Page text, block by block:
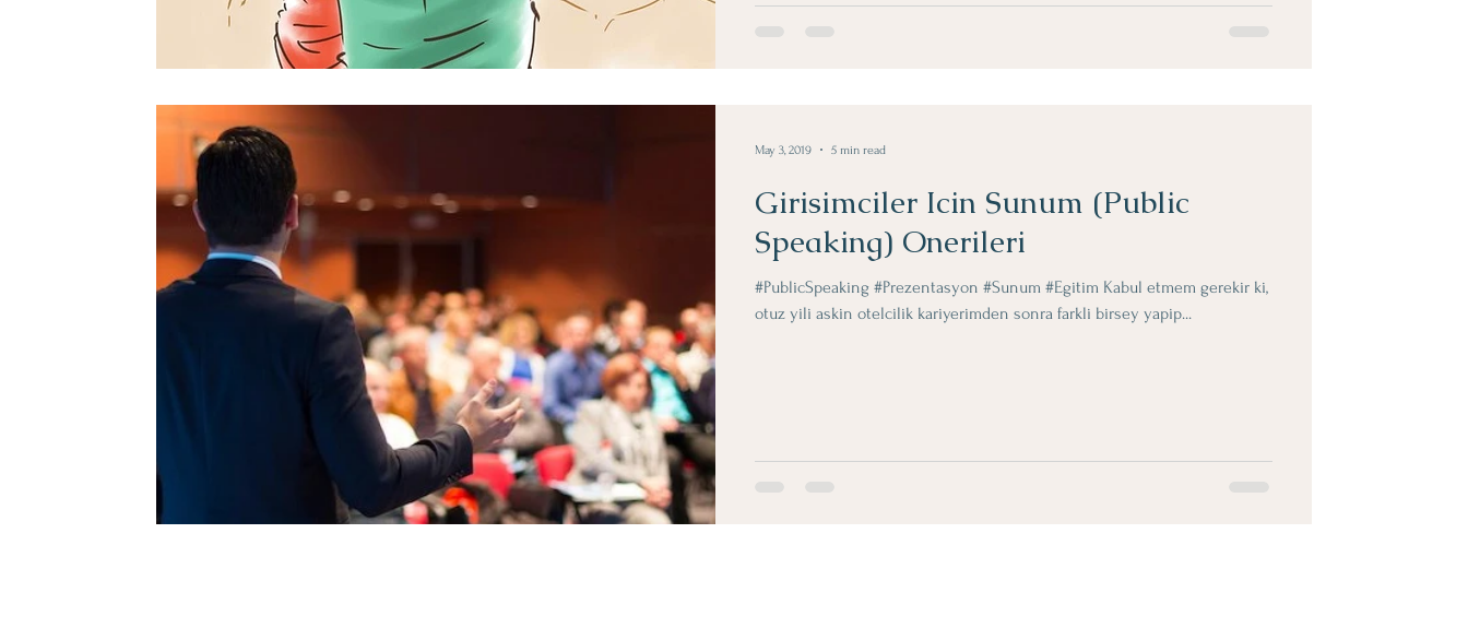
Girisimciler Icin Sunum (Public
Speaking) Onerileri
#PublicSpeaking #Prezentasyon #Sunum #Egitim Kabul etmem gerekir ki,
otuz yili askin otelcilik kariyerimden sonra farkli birsey yapip...
May 3, 2019 5 min read